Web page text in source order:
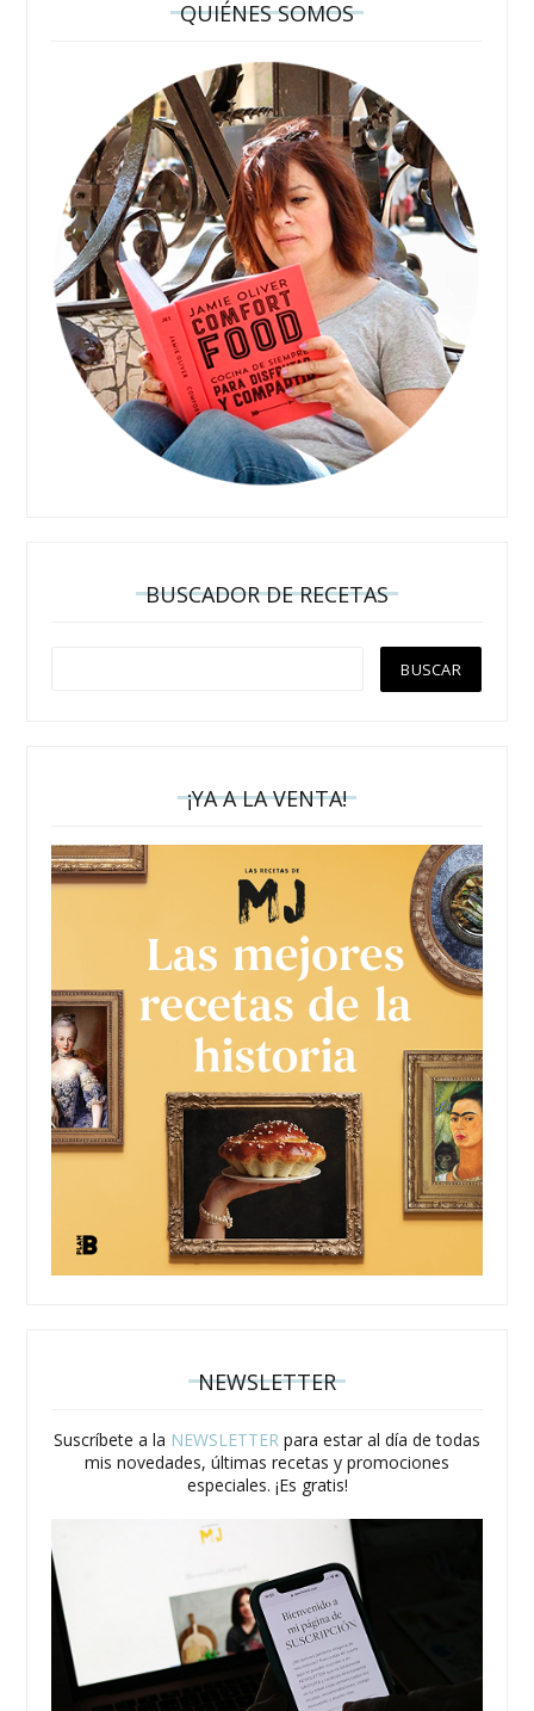
QUIÉNES SOMOS
BUSCADOR DE RECETAS
¡YA A LA VENTA!
NEWSLETTER
Suscríbete a la NEWSLETTER para estar al día de todas
mis novedades, últimas recetas y promociones
especiales. ¡Es gratis!